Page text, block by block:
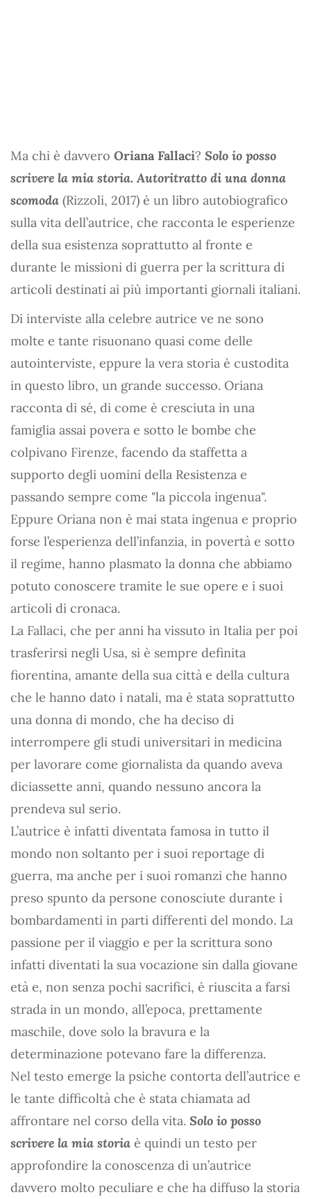
Ma chi è davvero Oriana Fallaci? Solo io posso
scrivere la mia storia. Autoritratto di una donna
scomoda (Rizzoli, 2017) è un libro autobiografico
sulla vita dell’autrice, che racconta le esperienze
della sua esistenza soprattutto al fronte e
durante le missioni di guerra per la scrittura di
articoli destinati ai più importanti giornali italiani.
Di interviste alla celebre autrice ve ne sono
molte e tante risuonano quasi come delle
autointerviste, eppure la vera storia è custodita
in questo libro, un grande successo. Oriana
racconta di sé, di come è cresciuta in una
famiglia assai povera e sotto le bombe che
colpivano Firenze, facendo da staffetta a
supporto degli uomini della Resistenza e
passando sempre come "la piccola ingenua".
Eppure Oriana non è mai stata ingenua e proprio
forse l’esperienza dell’infanzia, in povertà e sotto
il regime, hanno plasmato la donna che abbiamo
potuto conoscere tramite le sue opere e i suoi
articoli di cronaca.
La Fallaci, che per anni ha vissuto in Italia per poi
trasferirsi negli Usa, si è sempre definita
fiorentina, amante della sua città e della cultura
che le hanno dato i natali, ma è stata soprattutto
una donna di mondo, che ha deciso di
interrompere gli studi universitari in medicina
per lavorare come giornalista da quando aveva
diciassette anni, quando nessuno ancora la
prendeva sul serio.
L’autrice è infatti diventata famosa in tutto il
mondo non soltanto per i suoi reportage di
guerra, ma anche per i suoi romanzi che hanno
preso spunto da persone conosciute durante i
bombardamenti in parti differenti del mondo. La
passione per il viaggio e per la scrittura sono
infatti diventati la sua vocazione sin dalla giovane
età e, non senza pochi sacrifici, è riuscita a farsi
strada in un mondo, all’epoca, prettamente
maschile, dove solo la bravura e la
determinazione potevano fare la differenza.
Nel testo emerge la psiche contorta dell’autrice e
le tante difficoltà che è stata chiamata ad
affrontare nel corso della vita. Solo io posso
scrivere la mia storia è quindi un testo per
approfondire la conoscenza di un’autrice
davvero molto peculiare e che ha diffuso la storia